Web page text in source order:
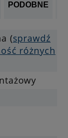
PODOBNE
(sprawdź
różnych